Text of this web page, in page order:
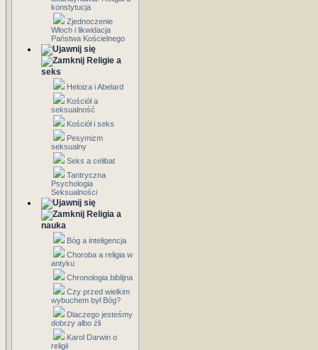
konstytucja
Zjednoczenie
Włoch i likwidacja
Państwa Kościelnego
Religie a
seks
Heloiza i Abelard
Kościół a
seksualność
Kościół i seks
Pesymizm
seksualny
Seks a celibat
Tantryczna
Psychologia
Seksualności
Religia a
nauka
Bóg a inteligencja
Choroba a religia w
antyku
Chronologia biblijna
Czy przed wielkim
wybuchem był Bóg?
Dlaczego jesteśmy
dobrzy albo źli
Karol Darwin o
religii